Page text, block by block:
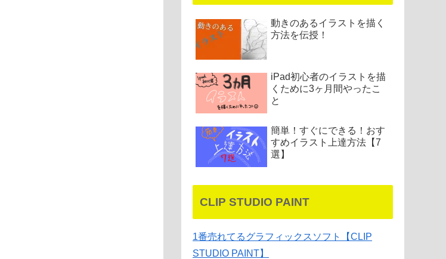
動きのあるイラストを描く
方法を伝授！
iPad初心者のイラストを描
くために3ヶ月間やったこ
と
簡単！すぐにできる！おす
すめイラスト上達方法【7
選】
CLIP STUDIO PAINT
1番売れてるグラフィックスソフト【CLIP
STUDIO PAINT】